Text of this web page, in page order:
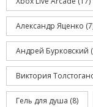
Александр Яценко
Андрей Бурковский
Виктория
Гель для душа (8)